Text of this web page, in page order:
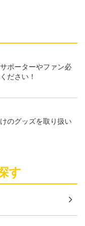
ポーターやファン必
ださい！
のグッズを取り扱い
す